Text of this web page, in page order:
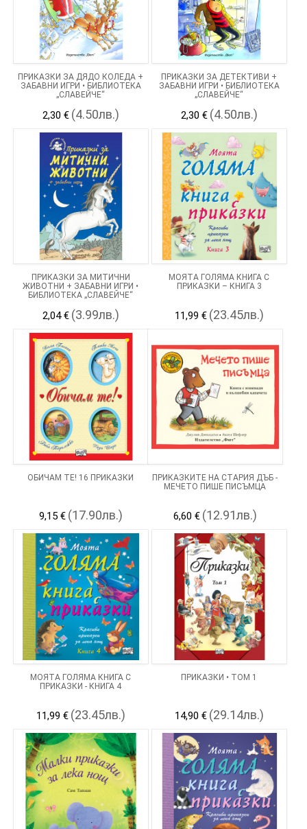
ПРИКАЗКИ ЗА ДЯДО КОЛЕДА +
ЗАБАВНИ ИГРИ • БИБЛИОТЕКА
„СЛАВЕЙЧЕ“
2,30 € (4.50лв.)
ПРИКАЗКИ ЗА ДЕТЕКТИВИ +
ЗАБАВНИ ИГРИ • БИБЛИОТЕКА
„СЛАВЕЙЧЕ“
2,30 € (4.50лв.)
ПРИКАЗКИ ЗА МИТИЧНИ
ЖИВОТНИ + ЗАБАВНИ ИГРИ •
БИБЛИОТЕКА „СЛАВЕЙЧЕ“
2,04 € (3.99лв.)
МОЯТА ГОЛЯМА КНИГА С
ПРИКАЗКИ – КНИГА 3
11,99 € (23.45лв.)
ОБИЧАМ ТЕ! 16 ПРИКАЗКИ
9,15 € (17.90лв.)
ПРИКАЗКИТЕ НА СТАРИЯ ДЪБ -
МЕЧЕТО ПИШЕ ПИСЪМЦА
6,60 € (12.91лв.)
МОЯТА ГОЛЯМА КНИГА С
ПРИКАЗКИ - КНИГА 4
11,99 € (23.45лв.)
ПРИКАЗКИ • ТОМ 1
14,90 € (29.14лв.)